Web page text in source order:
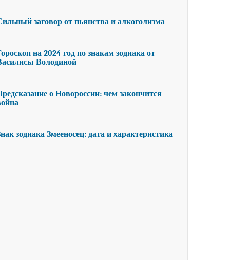
заговор от пьянства и алкоголизма
на 2024 год по знакам зодиака от
Володиной
о Новороссии: чем закончится
зодиака Змееносец: дата и характеристика